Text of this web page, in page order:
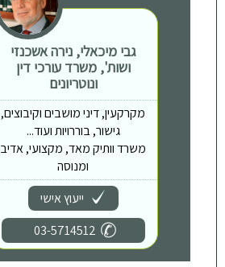
גבי מיכאלי, נירה אשכנזי
ושות', משרד עורכי דין
ונוטריונים
מקרקעין, דיני מושבים וקיבוצים,
גישור, בוררויות ועוד...
משרד וותיק מאד, מקצועי, אדיב
ומנוסה
ייעוץ אישי
03-5714512